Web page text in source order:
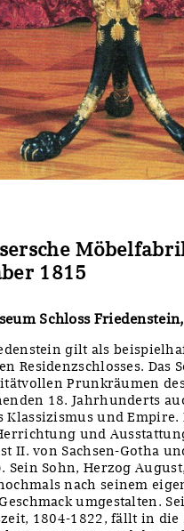
1815
Schloss
gilt als
Residenzschlosses. Das
Prunkräumen
18. Jahrhunderts
Klassizismus und Empire.
und
II. von Sachsen-Gotha
Sein Sohn, Herzog
nach seinem
umgestalten.
1804-1822, fällt in die